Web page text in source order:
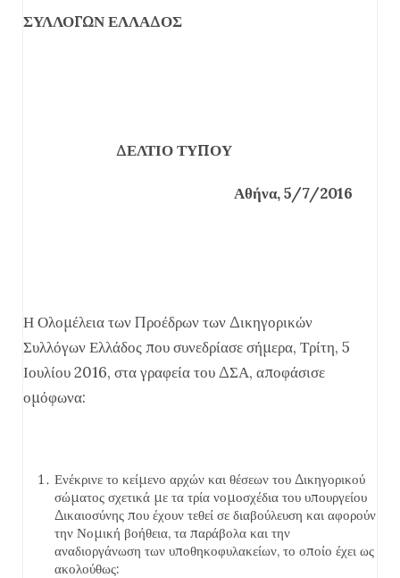
ΣΥΛΛΟΓΩΝ ΕΛΛΑΔΟΣ
ΔΕΛΤΙΟ ΤΥΠΟΥ
Αθήνα, 5/7/2016
Η Ολομέλεια των Προέδρων των Δικηγορικών
Συλλόγων Ελλάδος που συνεδρίασε σήμερα, Τρίτη, 5
Ιουλίου 2016, στα γραφεία του ΔΣΑ, αποφάσισε
ομόφωνα:
Ενέκρινε το κείμενο αρχών και θέσεων του Δικηγορικού
σώματος σχετικά με τα τρία νομοσχέδια του υπουργείου
Δικαιοσύνης που έχουν τεθεί σε διαβούλευση και αφορούν
την Νομική βοήθεια, τα παράβολα και την
αναδιοργάνωση των υποθηκοφυλακείων, το οποίο έχει ως
ακολούθως: